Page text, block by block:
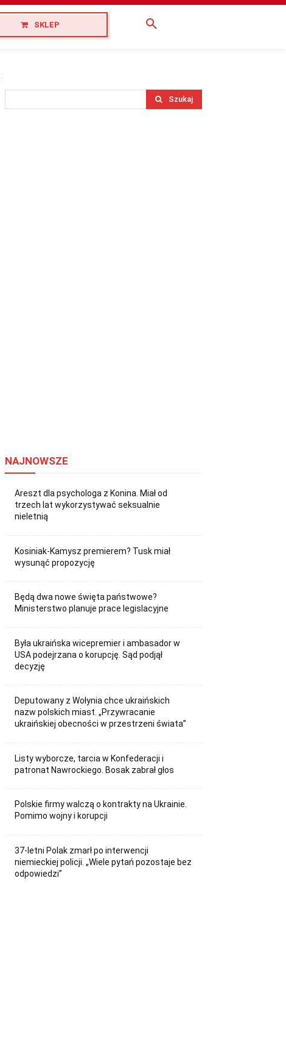
SKLEP
Szukaj
NAJNOWSZE
Areszt dla psychologa z Konina. Miał od
trzech lat wykorzystywać seksualnie
nieletnią
Kosiniak-Kamysz premierem? Tusk miał
wysunąć propozycję
Będą dwa nowe święta państwowe?
Ministerstwo planuje prace legislacyjne
Była ukraińska wicepremier i ambasador w
USA podejrzana o korupcję. Sąd podjął
decyzję
Deputowany z Wołynia chce ukraińskich
nazw polskich miast. „Przywracanie
ukraińskiej obecności w przestrzeni świata”
Listy wyborcze, tarcia w Konfederacji i
patronat Nawrockiego. Bosak zabrał głos
Polskie firmy walczą o kontrakty na Ukrainie.
Pomimo wojny i korupcji
37-letni Polak zmarł po interwencji
niemieckiej policji. „Wiele pytań pozostaje bez
odpowiedzi”